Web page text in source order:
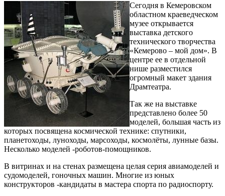
Сегодня в Кемеровском
областном краеведческом
музее открывается
выставка детского
технического творчества
«Кемерово – мой дом». В
центре ее в отдельной
нише разместился
огромный макет здания
Драмтеатра.
Так же на выставке
представлено более 50
моделей, большая часть из
которых посвящена космической технике: спутники,
планетоходы, луноходы, марсоходы, космолёты, лунные базы.
Несколько моделей -роботов-помощников.
В витринах и на стенах размещена целая серия авиамоделей и
судомоделей, гоночных машин. Многие из юных
конструкторов -кандидаты в мастера спорта по радиоспорту.